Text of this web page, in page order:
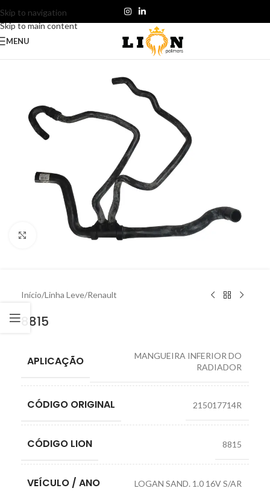
Skip to navigation
Skip to main content
MENU
Click to enlarge
Início/Linha Leve/Renault
8815
APLICAÇÃO
MANGUEIRA INFERIOR DO
RADIADOR
CÓDIGO ORIGINAL 215017714R
CÓDIGO LION 8815
VEÍCULO / ANO LOGAN SAND. 1.0 16V S/AR